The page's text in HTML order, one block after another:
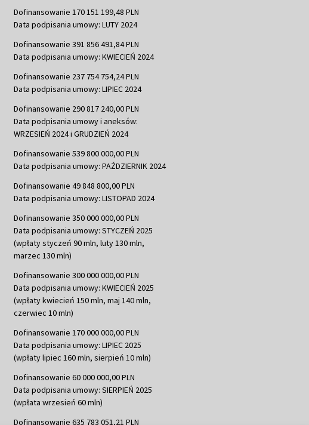
Dofinansowanie 170 151 199,48 PLN
Data podpisania umowy: LUTY 2024
Dofinansowanie 391 856 491,84 PLN
Data podpisania umowy: KWIECIEŃ 2024
Dofinansowanie 237 754 754,24 PLN
Data podpisania umowy: LIPIEC 2024
Dofinansowanie 290 817 240,00 PLN
Data podpisania umowy i aneksów:
WRZESIEŃ 2024 i GRUDZIEŃ 2024
Dofinansowanie 539 800 000,00 PLN
Data podpisania umowy: PAŹDZIERNIK 2024
Dofinansowanie 49 848 800,00 PLN
Data podpisania umowy: LISTOPAD 2024
Dofinansowanie 350 000 000,00 PLN
Data podpisania umowy: STYCZEŃ 2025
(wpłaty styczeń 90 mln, luty 130 mln,
marzec 130 mln)
Dofinansowanie 300 000 000,00 PLN
Data podpisania umowy: KWIECIEŃ 2025
(wpłaty kwiecień 150 mln, maj 140 mln,
czerwiec 10 mln)
Dofinansowanie 170 000 000,00 PLN
Data podpisania umowy: LIPIEC 2025
(wpłaty lipiec 160 mln, sierpień 10 mln)
Dofinansowanie 60 000 000,00 PLN
Data podpisania umowy: SIERPIEŃ 2025
(wpłata wrzesień 60 mln)
Dofinansowanie 635 783 051,21 PLN